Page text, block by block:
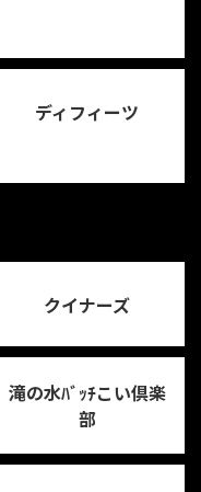
ディフィーツ
クイナーズ
滝の水ﾊﾞｯﾁこい倶楽
部